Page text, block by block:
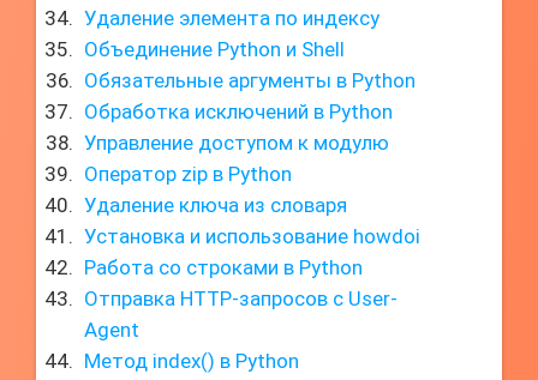
Удаление элемента по индексу
Объединение Python и Shell
Обязательные аргументы в Python
Обработка исключений в Python
Управление доступом к модулю
Оператор zip в Python
Удаление ключа из словаря
Установка и использование howdoi
Работа со строками в Python
Отправка HTTP-запросов с User-
Agent
Метод index() в Python